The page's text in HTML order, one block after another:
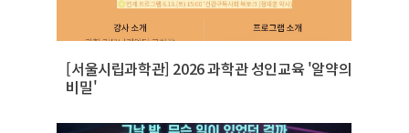
[서울시립과학관] 2026 과학관 성인교육 '알약의
비밀'